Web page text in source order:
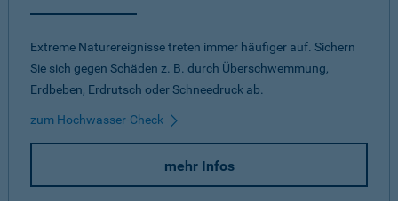
Extreme Naturereignisse treten immer häufiger auf. Sichern
Sie sich gegen Schäden z. B. durch Überschwemmung,
Erdbeben, Erdrutsch oder Schneedruck ab.
zum Hochwasser-Check
mehr Infos